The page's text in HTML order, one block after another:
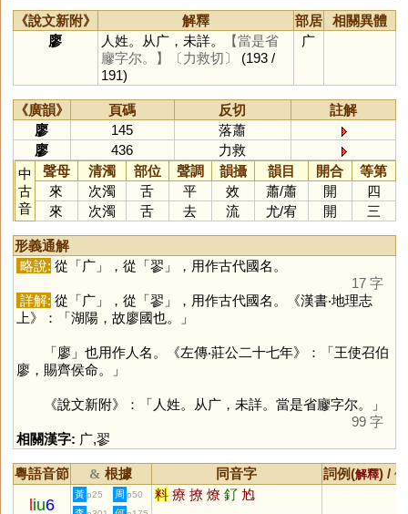
《說文新附》 解釋 部居
相關異體
廖
人姓。从广，未詳。
【當是省
廫字尔。】
〔力救切〕
(193 /
191)
广
《廣韻》 頁碼 反切
註解
廖
145
落蕭
廖
436
力救
中
古
音
聲母 清濁 部位 聲調 韻攝 韻目 開合
等第
來
次濁 舌 平 效 蕭/蕭 開
四
來
次濁 舌 去 流 尤/宥 開 三
形義通解
略說: 從「广」，從「翏 」，用作古代國名。
17 字
詳解: 從「广」，從「翏 」，用作古代國名。《漢書‧地理志
上》：「湖陽，故廖國也。」
「廖」也用作人名。《左傳‧莊公二十七年》：「王使召伯
廖，賜齊侯命。」
《說文新附》：「人姓。从广，未詳。當是省廫字尔。」
99 字
相關漢字: 广,翏
粵語音節 & 根據 同音字 詞例(解釋) /
iu6
黃 p25 周 p50 料 療 撩 燎 釕 尥